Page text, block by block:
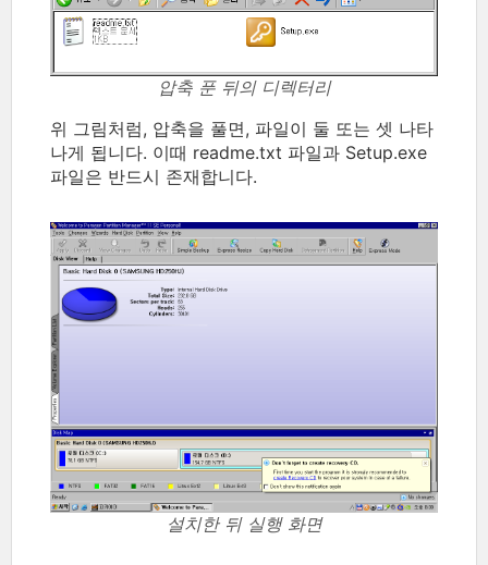
압축 푼 뒤의 디렉터리
위 그림처럼, 압축을 풀면, 파일이 둘 또는 셋 나타
나게 됩니다. 이때 readme.txt 파일과 Setup.exe
파일은 반드시 존재합니다.
설치한 뒤 실행 화면